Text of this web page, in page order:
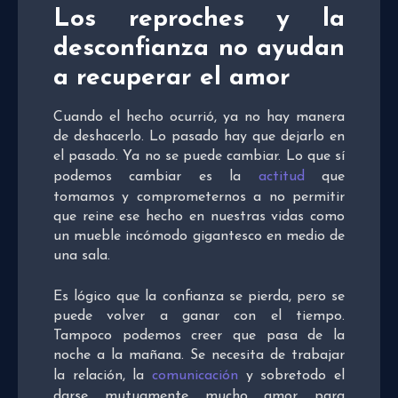
Los reproches y la
desconfianza no ayudan
a recuperar el amor
Cuando el hecho ocurrió, ya no hay manera
de deshacerlo. Lo pasado hay que dejarlo en
el pasado. Ya no se puede cambiar. Lo que sí
podemos cambiar es la actitud
que
tomamos y comprometernos a no permitir
que reine ese hecho en nuestras vidas como
un mueble incómodo gigantesco en medio de
una sala.
Es lógico que la confianza se pierda, pero se
puede volver a ganar con el tiempo.
Tampoco podemos creer que pasa de la
noche a la mañana. Se necesita de trabajar
la relación, la comunicación y sobretodo el